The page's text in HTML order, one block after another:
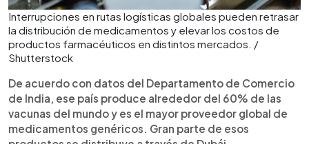
Interrupciones en rutas logísticas globales pueden retrasar
la distribución de medicamentos y elevar los costos de
productos farmacéuticos en distintos mercados. /
Shutterstock
De acuerdo con datos del Departamento de Comercio
de India, ese país produce alrededor del 60% de las
vacunas del mundo y es el mayor proveedor global de
medicamentos genéricos. Gran parte de esos